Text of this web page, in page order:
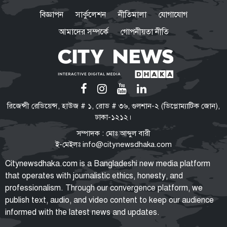
ফরিদপুর জেনারেল হাসপাতালকে ২৫০
শয্যায় উন্নীত করার উদ্যোগ, প্রথম
ব্যবস্থাপনা সভায় এমপি নায়াব ইউসুফ
বিমানবন্দরের নিরাপত্তা
ভিআইপি ও সিআইপি ব্যক্তিসহ
ভারত সরকারের ভূমিকা নিয়ে প্রশ্ন
শেখ হাসিনাকে ভারত কেন বক্তব্য
দেওয়ার সুযোগ দিল, বিবিসি বাংলাকে
যা বললেন স্বরাষ্ট্রমন্ত্রী
মারো না কেন ওদের?
বিজ্ঞাপন সার্কুলেশন নীতিমালা
যোগাযোগ
আমাদের সম্পর্কে
গোপনীয়তা নীতি
রিজেন্সী রেডিয়েন্স, হাউজ # ১, রোড # ৩৬, গুলশান-২ (ডিপ্লোম্যাটিক জোন),
ঢাকা-১২১২।
সম্পাদক : মোঃ আব্দুল বারী
ই-মেইলঃ info@citynewsdhaka.com
Citynewsdhaka.com is a Bangladeshi new media platform
that operates with journalistic ethics, honesty, and
professionalism. Through our convergence platform, we
publish text, audio, and video content to keep our audience
informed with the latest news and updates.